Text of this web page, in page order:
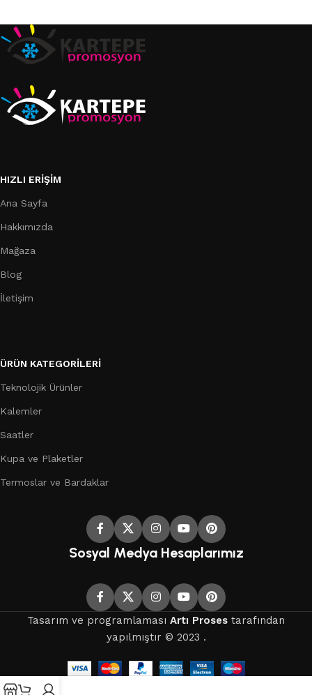
HIZLI ERIŞIM
Ana Sayfa
Hakkımızda
Mağaza
Blog
İletişim
ÜRÜN KATEGORILERI
Teknolojik Ürünler
Kalemler
Saatler
Kupa ve Plaketler
Termoslar ve Bardaklar
Sosyal Medya Hesaplarımız
Tasarım ve programlaması Artı Proses tarafından
yapılmıştır © 2023 .